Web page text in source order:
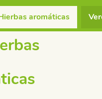
aromáticas